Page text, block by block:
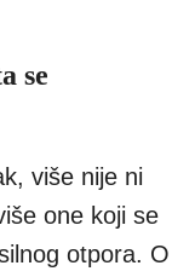
se
više nije ni
one koji se
otpora. O